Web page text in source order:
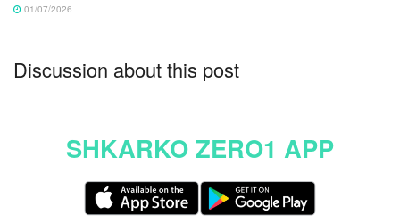
01/07/2026
Discussion about this post
SHKARKO ZERO1 APP